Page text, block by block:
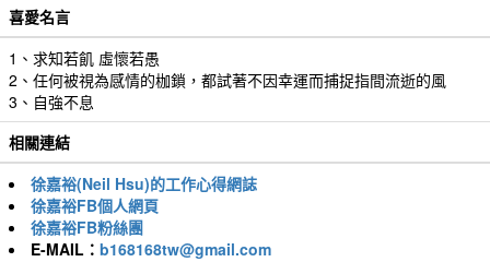
喜愛名言
1、求知若飢 虛懷若愚
2、任何被視為感情的枷鎖，都試著不因幸運而捕捉指間流逝的風
3、自強不息
相關連結
徐嘉裕(Neil Hsu)的工作心得網誌
徐嘉裕FB個人網頁
徐嘉裕FB粉絲團
E-MAIL： b168168tw@gmail.com